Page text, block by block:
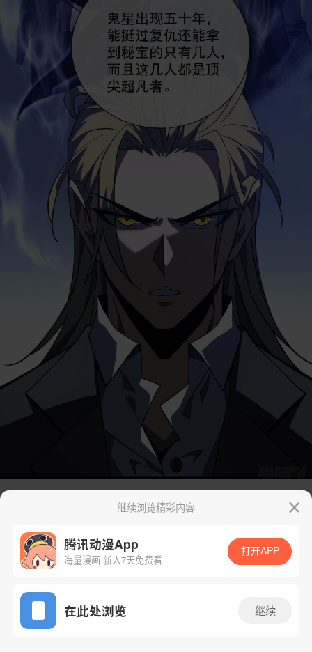
App免费看
继续浏览精彩内容
腾讯动漫App
海量漫画 新人7天免费看
打开APP
在此处浏览 继续